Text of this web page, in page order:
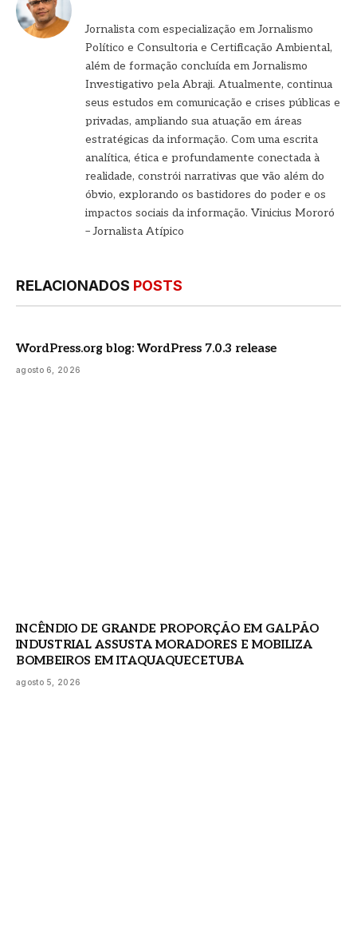
Jornalista com especialização em Jornalismo
Político e Consultoria e Certificação Ambiental,
além de formação concluída em Jornalismo
Investigativo pela Abraji. Atualmente, continua
seus estudos em comunicação e crises públicas e
privadas, ampliando sua atuação em áreas
estratégicas da informação. Com uma escrita
analítica, ética e profundamente conectada à
realidade, constrói narrativas que vão além do
óbvio, explorando os bastidores do poder e os
impactos sociais da informação. Vinicius Mororó
– Jornalista Atípico
RELACIONADOS POSTS
WordPress.org blog: WordPress 7.0.3 release
agosto 6, 2026
INCÊNDIO DE GRANDE PROPORÇÃO EM GALPÃO
INDUSTRIAL ASSUSTA MORADORES E MOBILIZA
BOMBEIROS EM ITAQUAQUECETUBA
agosto 5, 2026